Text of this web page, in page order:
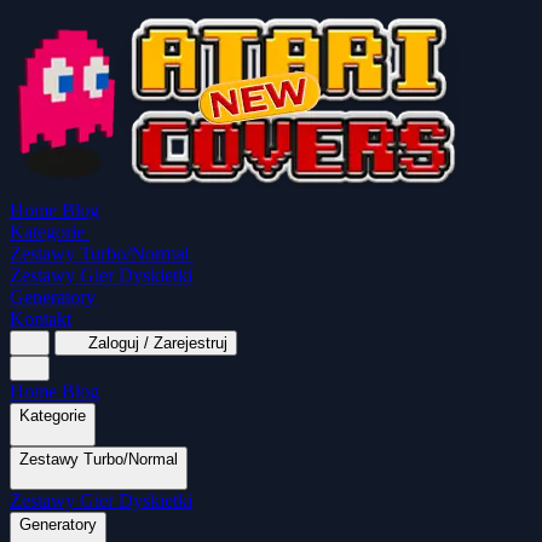
Home Blog
Kategorie
Zestawy Turbo/Normal
Zestawy Gier Dyskietki
Generatory
Kontakt
Zaloguj / Zarejestruj
Home Blog
Kategorie
Wszystkie kategorie
Zestawy Turbo/Normal
MapaSoft Turbo ROM SparkTurbo 2000
Mina Grubcio Normal
Zestawy Gier Dyskietki
Generatory